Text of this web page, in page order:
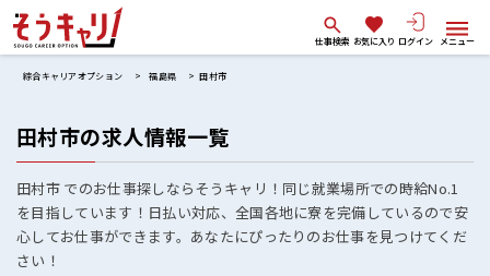
仕事検索 お気に入り ログイン メニュー
綜合キャリアオプション 福島県 田村市
田村市の求人情報一覧
田村市 でのお仕事探しならそうキャリ！同じ就業場所での時給No.1
を目指しています！日払い対応、全国各地に寮を完備しているので安
心してお仕事ができます。あなたにぴったりのお仕事を見つけてくだ
さい！